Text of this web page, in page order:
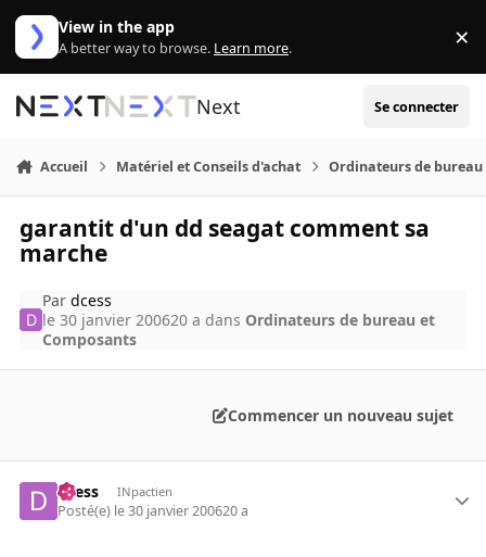
Aller au contenu
View in the app
A better way to browse. Learn more. ×
Next Se connecter
Accueil Matériel et Conseils d'achat Ordinateurs de bureau
garantit d'un dd seagat comment sa
marche
Pardcess
le 30 janvier 200620 a dans Ordinateurs de bureau et
Composants
Commencer un nouveau sujet
dcess INpactien
Posté(e) le 30 janvier 200620 a